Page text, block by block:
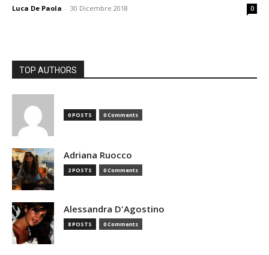
Luca De Paola - 30 Dicembre 2018 0
TOP AUTHORS
0 POSTS 0 Comments
Adriana Ruocco
2 POSTS 0 Comments
Alessandra D'Agostino
8 POSTS 0 Comments